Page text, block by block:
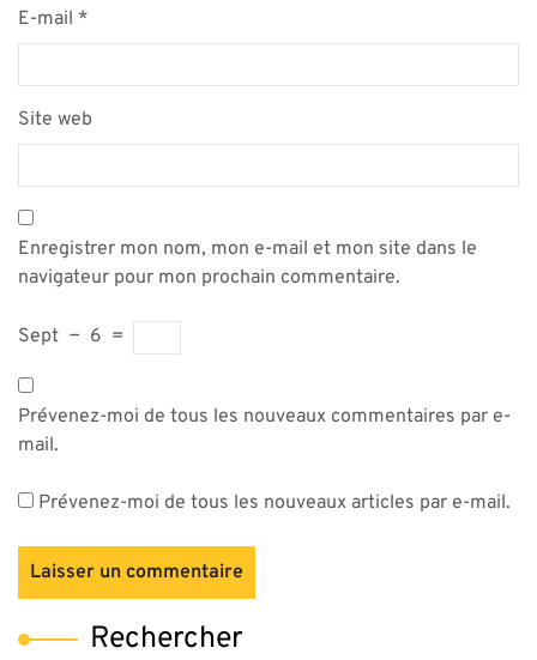
E-mail *
Site web
Enregistrer mon nom, mon e-mail et mon site dans le
navigateur pour mon prochain commentaire.
Sept − 6 =
Prévenez-moi de tous les nouveaux commentaires par e-
mail.
Prévenez-moi de tous les nouveaux articles par e-mail.
Rechercher